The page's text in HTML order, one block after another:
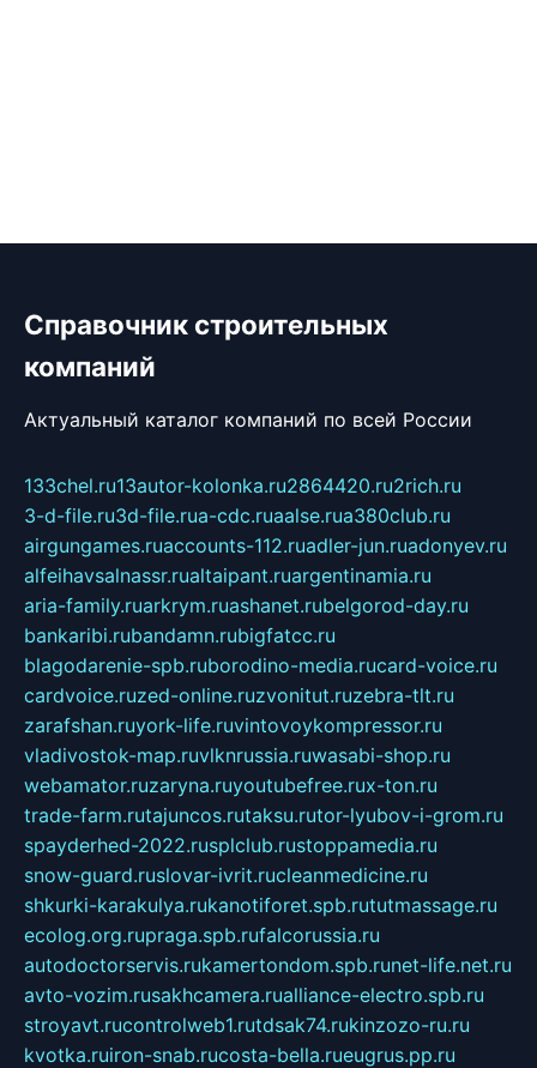
Справочник строительных
компаний
Актуальный каталог компаний по всей России
133chel.ru13autor-kolonka.ru2864420.ru2rich.ru
3-d-file.ru3d-file.rua-cdc.ruaalse.rua380club.ru
airgungames.ruaccounts-112.ruadler-jun.ruadonyev.ru
alfeihavsalnassr.rualtaipant.ruargentinamia.ru
aria-family.ruarkrym.ruashanet.rubelgorod-day.ru
bankaribi.rubandamn.rubigfatcc.ru
blagodarenie-spb.ruborodino-media.rucard-voice.ru
cardvoice.ruzed-online.ruzvonitut.ruzebra-tlt.ru
zarafshan.ruyork-life.ruvintovoykompressor.ru
vladivostok-map.ruvlknrussia.ruwasabi-shop.ru
webamator.ruzaryna.ruyoutubefree.rux-ton.ru
trade-farm.rutajuncos.rutaksu.rutor-lyubov-i-grom.ru
spayderhed-2022.rusplclub.rustoppamedia.ru
snow-guard.ruslovar-ivrit.rucleanmedicine.ru
shkurki-karakulya.rukanotiforet.spb.rututmassage.ru
ecolog.org.rupraga.spb.rufalcorussia.ru
autodoctorservis.rukamertondom.spb.runet-life.net.ru
avto-vozim.rusakhcamera.rualliance-electro.spb.ru
stroyavt.rucontrolweb1.rutdsak74.rukinzozo-ru.ru
kvotka.ruiron-snab.rucosta-bella.rueugrus.pp.ru